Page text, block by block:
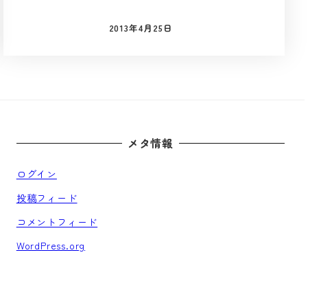
投稿日
2013年4月25日
メタ情報
ログイン
投稿フィード
コメントフィード
WordPress.org